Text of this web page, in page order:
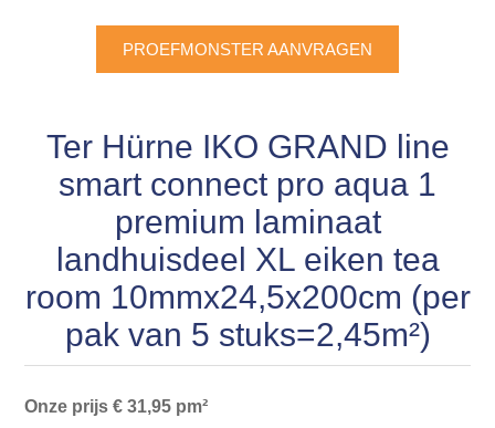
prachtige gevels!
Gevelbekleding Woodritch
Gevelbekleding sioo:x & radiata-pine vulcan concept
Gevel-en dakrand bekleding Novalit outdoor® made by
SK Stemid kunststoffen
massief click 'N screw gevelpanelen
houtlamelparket
Ondervloeren/toebehoren voor SPC vinyl vloeren
Plinten
Aluminium profielen
Luxe massief houten wandbekleding
PROEFMONSTER AANVRAGEN
Ter Hürne IKO GRAND line
smart connect pro aqua 1
premium laminaat
landhuisdeel XL eiken tea
room 10mmx24,5x200cm (per
pak van 5 stuks=2,45m²)
Onze prijs € 31,95 pm²